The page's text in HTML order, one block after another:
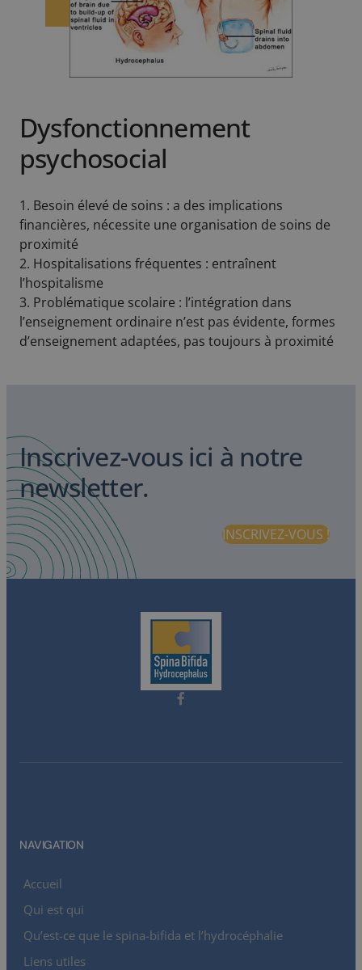
Dysfonctionnement
psychosocial
1. Besoin élevé de soins : a des implications
financières, nécessite une organisation de soins de
proximité
2. Hospitalisations fréquentes : entraînent
l’hospitalisme
3. Problématique scolaire : l’intégration dans
l’enseignement ordinaire n’est pas évidente, formes
d’enseignement adaptées, pas toujours à proximité
Inscrivez-vous ici à notre
newsletter.
INSCRIVEZ-VOUS !
NAVIGATION
Accueil
Qui est qui
Qu’est-ce que le spina-bifida et l’hydrocéphalie
Liens utiles